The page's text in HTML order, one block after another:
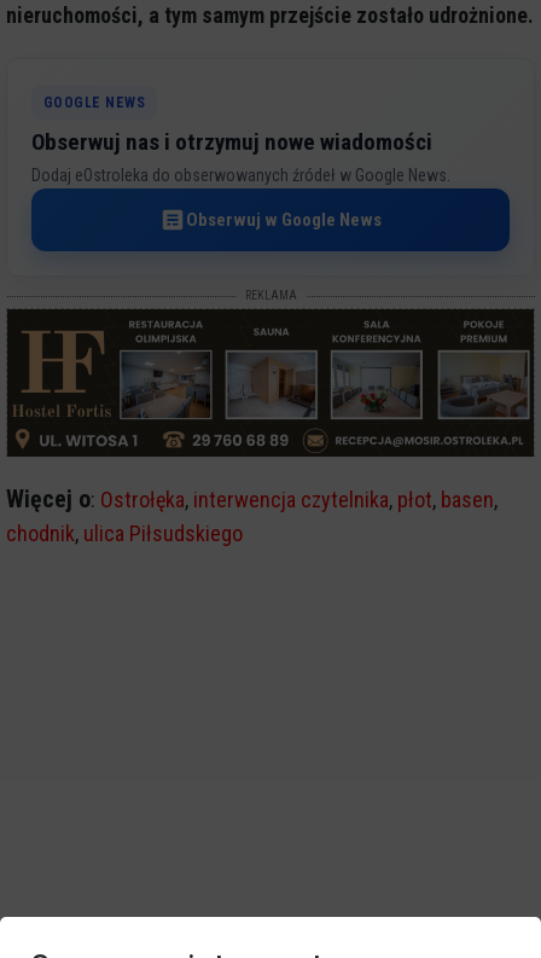
nieruchomości, a tym samym przejście zostało udrożnione.
GOOGLE NEWS
Obserwuj nas i otrzymuj nowe wiadomości
Dodaj eOstroleka do obserwowanych źródeł w Google News.
Obserwuj w Google News
REKLAMA
Więcej o: Ostrołęka, interwencja czytelnika, płot, basen,
chodnik, ulica Piłsudskiego